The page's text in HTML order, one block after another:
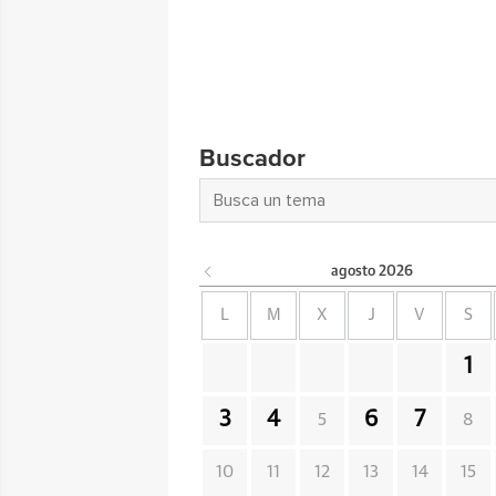
Buscador
agosto 2026
L M X J V S
1
3 4 5 6 7 8
10 11 12 13 14 15